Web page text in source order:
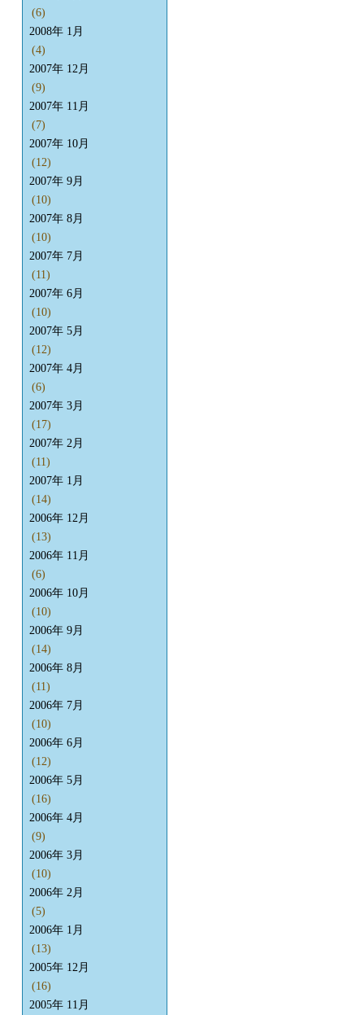
(6)
2008年 1月
(4)
2007年 12月
(9)
2007年 11月
(7)
2007年 10月
(12)
2007年 9月
(10)
2007年 8月
(10)
2007年 7月
(11)
2007年 6月
(10)
2007年 5月
(12)
2007年 4月
(6)
2007年 3月
(17)
2007年 2月
(11)
2007年 1月
(14)
2006年 12月
(13)
2006年 11月
(6)
2006年 10月
(10)
2006年 9月
(14)
2006年 8月
(11)
2006年 7月
(10)
2006年 6月
(12)
2006年 5月
(16)
2006年 4月
(9)
2006年 3月
(10)
2006年 2月
(5)
2006年 1月
(13)
2005年 12月
(16)
2005年 11月